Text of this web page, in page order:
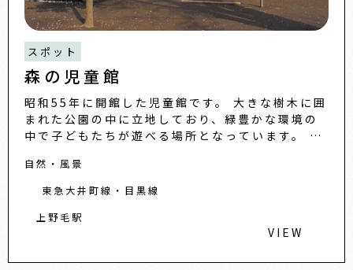
スポット
森の児童館
昭和55年に開館した児童館です。 大きな樹木に囲
まれた公園の中に立地しており、緑豊かな環境の
中で子どもたちが遊べる場所となっています。 児
り、地域のコミュ
自然・風景
東急大井町線・目黒線
上野毛駅
VIEW